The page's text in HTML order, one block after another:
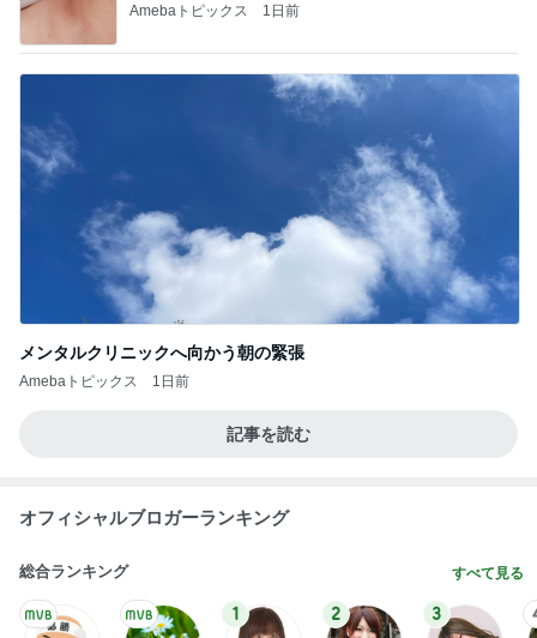
Amebaトピックス 1日前
メンタルクリニックへ向かう朝の緊張
Amebaトピックス 1日前
記事を読む
オフィシャルブロガーランキング
総合ランキング すべて見る
1 2 3